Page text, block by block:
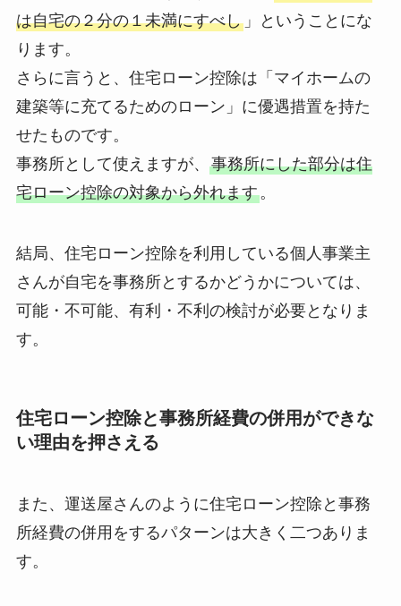
は自宅の２分の１未満にすべし」ということにな
ります。
さらに言うと、住宅ローン控除は「マイホームの
建築等に充てるためのローン」に優遇措置を持た
せたものです。
事務所として使えますが、 事務所にした部分は住
宅ローン控除の対象から外れます。
結局、住宅ローン控除を利用している個人事業主
さんが自宅を事務所とするかどうかについては、
可能・不可能、有利・不利の検討が必要となりま
す。
住宅ローン控除と事務所経費の併用ができな
い理由を押さえる
また、運送屋さんのように住宅ローン控除と事務
所経費の併用をするパターンは大きく二つありま
す。